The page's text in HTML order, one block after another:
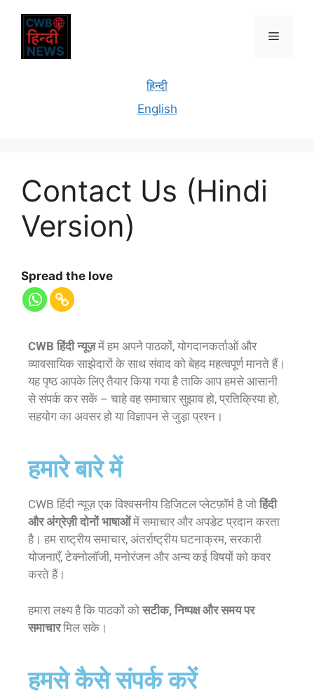
हिन्दी
English
Contact Us (Hindi
Version)
Spread the love
CWB हिंदी न्यूज़में हम अपने पाठकों, योगदानकर्ताओं और
व्यावसायिक साझेदारों के साथ संवाद को बेहद महत्वपूर्ण मानते हैं।
यह पृष्ठ आपके लिए तैयार किया गया है ताकि आप हमसे आसानी
से संपर्क कर सकें – चाहे वह समाचार सुझाव हो, प्रतिक्रिया हो,
सहयोग का अवसर हो या विज्ञापन से जुड़ा प्रश्न।
हमारे बारे में
CWB हिंदी न्यूज़ एक विश्वसनीय डिजिटल प्लेटफ़ॉर्म है जो हिंदी
और अंग्रेज़ी दोनों भाषाओंमें समाचार और अपडेट प्रदान करता
है। हम राष्ट्रीय समाचार, अंतर्राष्ट्रीय घटनाक्रम, सरकारी
योजनाएँ, टेक्नोलॉजी, मनोरंजन और अन्य कई विषयों को कवर
करते हैं।
हमारा लक्ष्य है कि पाठकों को सटीक, निष्पक्ष और समय पर
समाचारमिल सके।
हमसे कैसे संपर्क करें